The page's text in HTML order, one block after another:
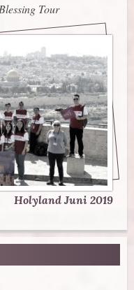
Tour
Holyland April 2019
Holyland Juni 2019
Holyland April 2019
20 Februari 2019
Holyland Maret 2019
Tour 24 Feb 2019
Tour 21 Jan 2019